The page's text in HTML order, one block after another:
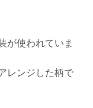
が使われていま
レンジした柄で